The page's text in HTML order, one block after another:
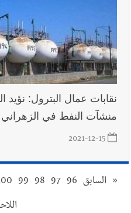
نقابات عمال البترول:
منشآت النفط في
2021-12-15
« السابق 96
97
98
99